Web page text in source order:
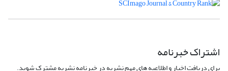
اشتراک خبرنامه
برای دریافت اخبار و اطلاعیه های مهم نشریه در خبرنامه نشریه مشترک شوید.